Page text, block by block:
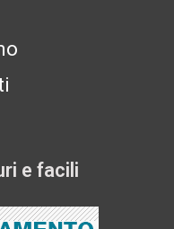
e facili